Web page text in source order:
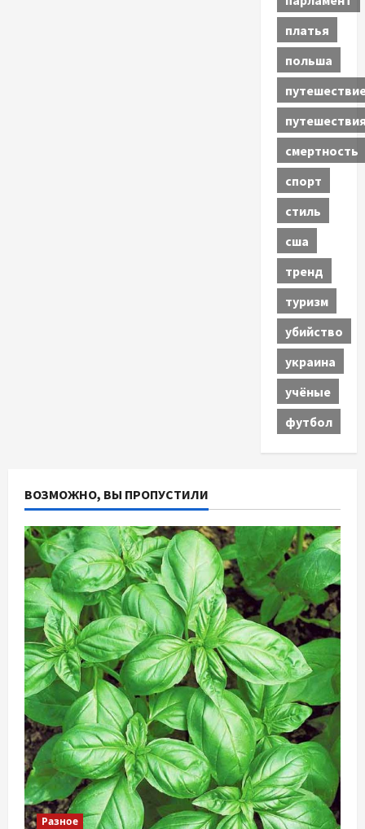
платья
польша
смертность
спорт
стиль
сша
тренд
туризм
убийство
украина
учёные
футбол
ВОЗМОЖНО, ВЫ ПРОПУСТИЛИ
Разное